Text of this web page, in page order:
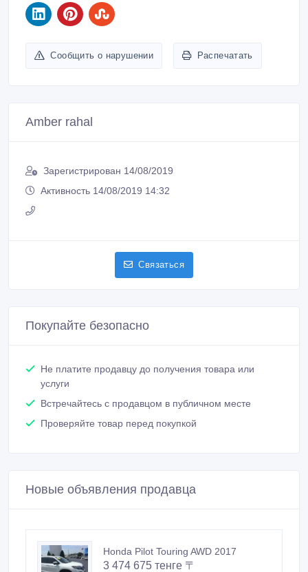
Сообщить о нарушении Распечатать
Amber rahal
Зарегистрирован 14/08/2019
Активность 14/08/2019 14:32
Связаться
Покупайте безопасно
Не платите продавцу до получения товара или
услуги
Встречайтесь с продавцом в публичном месте
Проверяйте товар перед покупкой
Новые объявления продавца
Honda Pilot Touring AWD 2017
3 474 675 тенге 〒